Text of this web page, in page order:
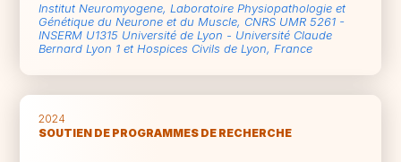
Institut Neuromyogene, Laboratoire Physiopathologie et
Génétique du Neurone et du Muscle, CNRS UMR 5261 -
INSERM U1315 Université de Lyon - Université Claude
Bernard Lyon 1 et Hospices Civils de Lyon, France
2024
SOUTIEN DE PROGRAMMES DE RECHERCHE